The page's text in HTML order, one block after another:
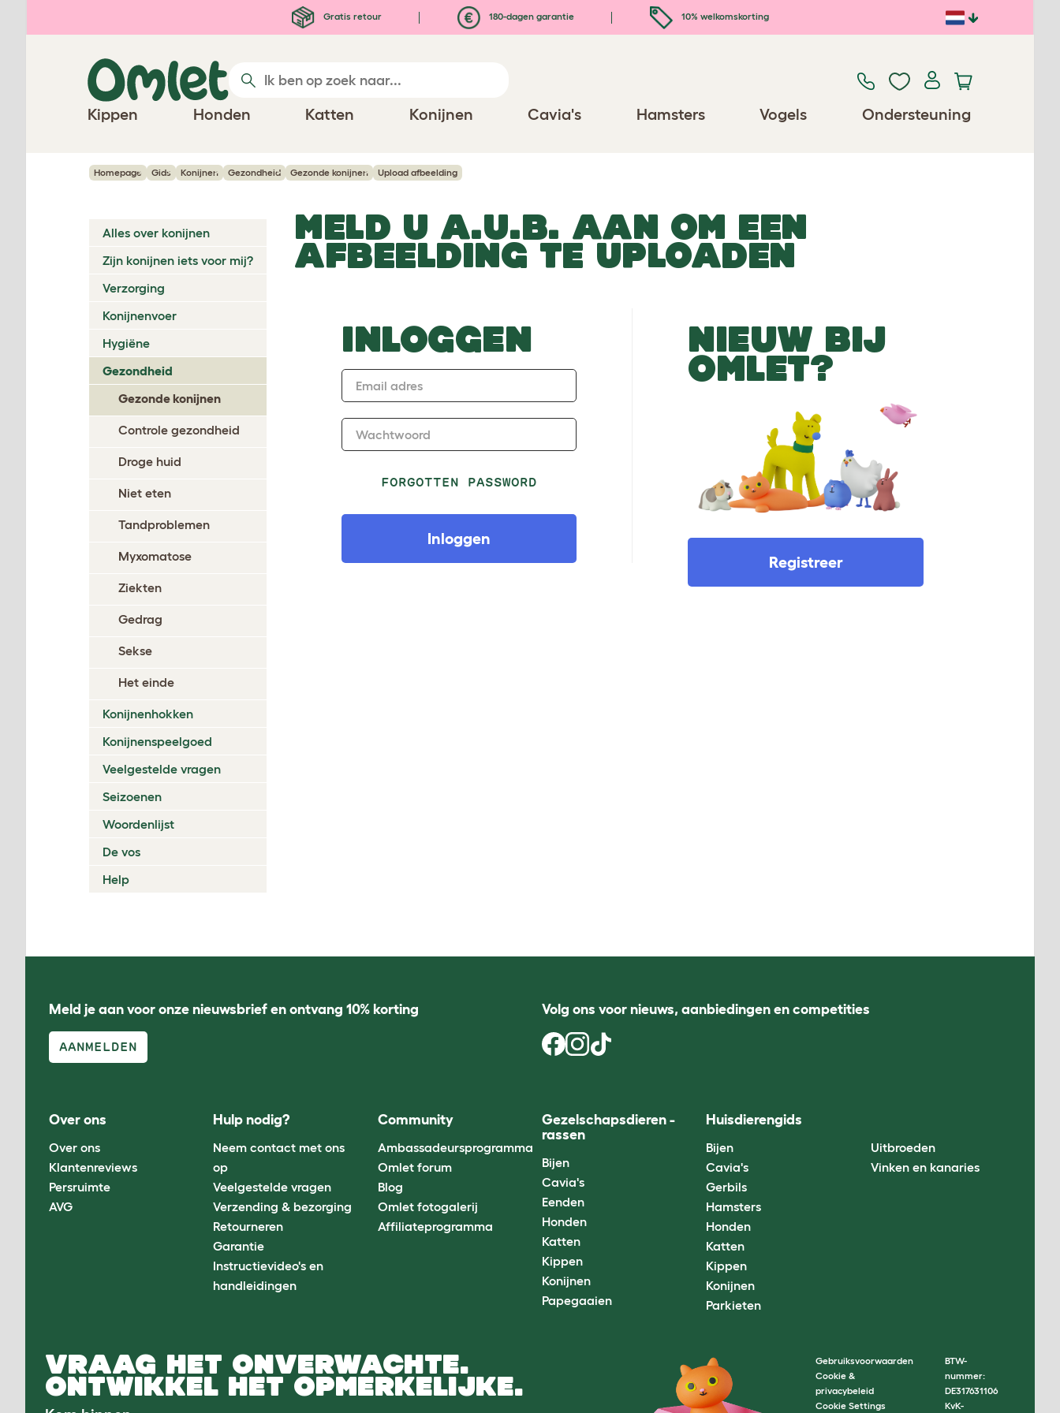
Gratis retour 180-dagen garantie 10% welkomskorting
Kippen Honden Katten Konijnen Cavia's Hamsters Vogels Ondersteuning
Homepage Gids Konijnen Gezondheid Gezonde konijnen Upload afbeelding
Alles over konijnen
Zijn konijnen iets voor mij?
Verzorging
Konijnenvoer
Hygiëne
Gezondheid
Gezonde konijnen
Controle gezondheid
Droge huid
Niet eten
Tandproblemen
Myxomatose
Ziekten
Gedrag
Sekse
Het einde
Konijnenhokken
Konijnenspeelgoed
Veelgestelde vragen
Seizoenen
Woordenlijst
De vos
Help
MELD U A.U.B. AAN OM EEN
AFBEELDING TE UPLOADEN
INLOGGEN
Email adres
Wachtwoord
FORGOTTEN PASSWORD
Inloggen
NIEUW BIJ
OMLET?
Registreer
Meld je aan voor onze nieuwsbrief en ontvang 10% korting
AANMELDEN
Volg ons voor nieuws, aanbiedingen en competities
Over ons
Over ons
Klantenreviews
Persruimte
AVG
Hulp nodig?
Neem contact met ons
op
Veelgestelde vragen
Verzending & bezorging
Retourneren
Garantie
Instructievideo's en
handleidingen
Community
Ambassadeursprogramma
Omlet forum
Blog
Omlet fotogalerij
Affiliateprogramma
Gezelschapsdieren -
rassen
Bijen
Cavia's
Eenden
Honden
Katten
Kippen
Konijnen
Papegaaien
Huisdierengids
Bijen
Cavia's
Gerbils
Hamsters
Honden
Katten
Kippen
Konijnen
Parkieten
Uitbroeden
Vinken en kanaries
VRAAG HET ONVERWACHTE.
ONTWIKKEL HET OPMERKELIJKE.
Gebruiksvoorwaarden
Cookie &
privacybeleid
Cookie Settings
BTW-
nummer:
DE317631106
KvK-